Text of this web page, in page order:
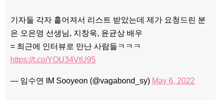
기자들 각자 흩어져서 리스트 받았는데 제가 요청드린 분
은 오은영 선생님, 지창욱, 윤균상 배우
= 최근에 인터뷰로 만난 사람들ㅋㅋㅋ
https://t.co/YOU34VtU95
— 임수연 IM Sooyeon (@vagabond_sy) May 6, 2022